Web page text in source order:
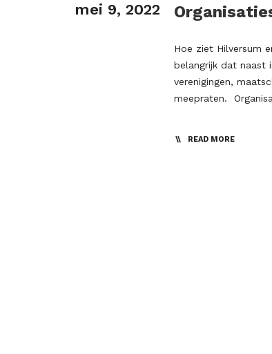
mei 9, 2022
Hoe ziet Hilversum
belangrijk dat naast
verenigingen,
meepraten.
READ MORE